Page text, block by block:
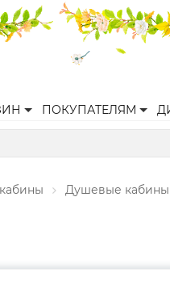
ПОКУПАТЕЛЯМ
Душевые кабины